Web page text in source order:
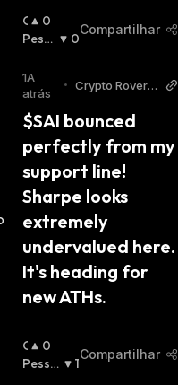
O
T
M
I
S
T
A
0
Pessi
:
0
Compartilhar
1A
atrás
• Crypto Rover T
$SAI bounced
perfectly from my
support line!
Sharpe looks
extremely
undervalued here.
It's heading for
new ATHs.
O
T
0
Pessi
1
Compartilhar